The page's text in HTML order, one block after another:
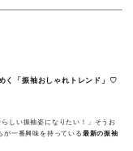
く「振袖おしゃれトレンド」♡
しい振袖姿になりたい！」そうお
が一番興味を持っている 最新の振袖